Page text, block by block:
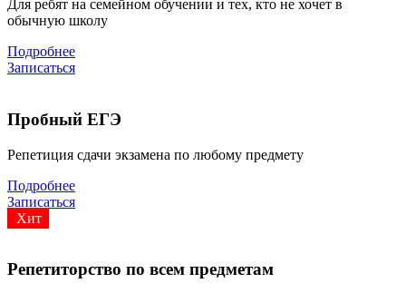
Для ребят на семейном обучении и тех, кто не хочет в
обычную школу
Подробнее
Записаться
Пробный ЕГЭ
Репетиция сдачи экзамена по любому предмету
Подробнее
Записаться
Хит
Репетиторство по всем предметам